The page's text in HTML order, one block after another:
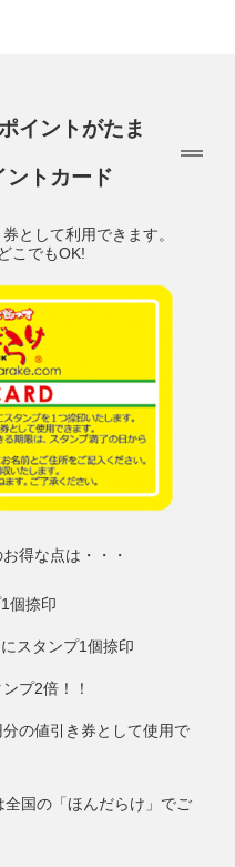
イントがたま
ントカード
として利用できます。
こでもOK!
得な点は・・・
個捺印
スタンプ1個捺印
プ2倍！！
の値引き券として使用で
国の「ほんだらけ」でご